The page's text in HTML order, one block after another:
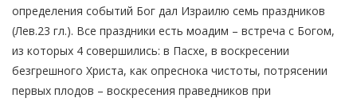
определения событий Бог дал Израилю семь праздников
(Лев.23 гл.). Все праздники есть моадим – встреча с Богом,
из которых 4 совершились: в Пасхе, в воскресении
безгрешного Христа, как опреснока чистоты, потрясении
первых плодов – воскресения праведников при